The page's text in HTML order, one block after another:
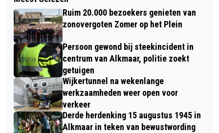
MAASTRICHT, DE ZACHTE G IS
NERGENS VERPLICHT
ONRECHT ROND BAMBI: 267 MILJOEN
VOOR DISNEY, DUIZEND DOLLAR VOOR
DE SCHRIJVER
Ruim 20.000 bezoekers genieten van
zonovergoten Zomer op het Plein
Persoon gewond bij steekincident in
centrum van Alkmaar, politie zoekt
getuigen
Wijkertunnel na wekenlange
werkzaamheden weer open voor
verkeer
Derde herdenking 15 augustus 1945 in
Alkmaar in teken van bewustwording